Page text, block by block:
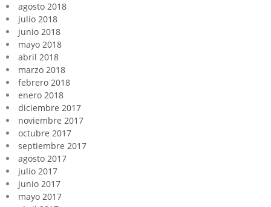
agosto 2018
julio 2018
junio 2018
mayo 2018
abril 2018
marzo 2018
febrero 2018
enero 2018
diciembre 2017
noviembre 2017
octubre 2017
septiembre 2017
agosto 2017
julio 2017
junio 2017
mayo 2017